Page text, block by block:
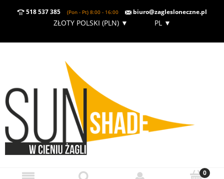
518 537 385 (Pon - Pt) 8:00 - 16:00 biuro@zaglesloneczne.pl
ZŁOTY POLSKI (PLN)▼ PL ▼